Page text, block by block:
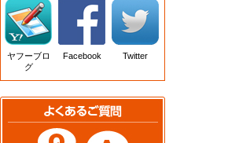
ヤフーブロ
グ
Facebook Twitter